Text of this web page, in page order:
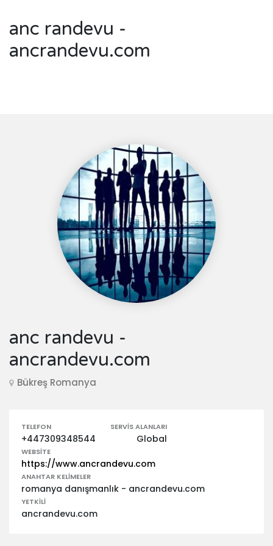
anc randevu -
ancrandevu.com
anc randevu -
ancrandevu.com
Bükreş Romanya
TELEFON
+447309348544
SERVIS ALANLARI
Global
WEBSITE
https://www.ancrandevu.com
ANAHTAR KELIMELER
romanya danışmanlık - ancrandevu.com
YETKILI
ancrandevu.com